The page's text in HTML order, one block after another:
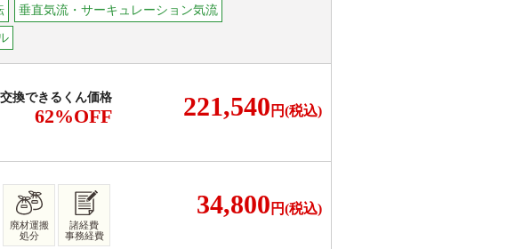
垂直気流・サーキュレーション気流
交換できるくん価格
62%OFF 221,540 円(税込)
廃材運搬
処分
諸経費
事務経費
34,800 円(税込)